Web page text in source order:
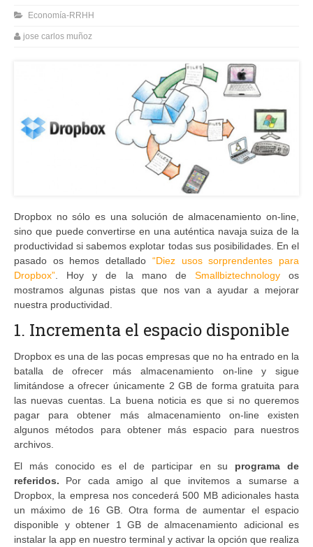
Economía-RRHH
jose carlos muñoz
Dropbox no sólo es una solución de almacenamiento on-line,
sino que puede convertirse en una auténtica navaja suiza de la
productividad si sabemos explotar todas sus posibilidades. En el
pasado os hemos detallado “Diez usos sorprendentes para
Dropbox” . Hoy y de la mano de Smallbiztechnologyos
mostramos algunas pistas que nos van a ayudar a mejorar
nuestra productividad.
1. Incrementa el espacio disponible
Dropbox es una de las pocas empresas que no ha entrado en la
batalla de ofrecer más almacenamiento on-line y sigue
limitándose a ofrecer únicamente 2 GB de forma gratuita para
las nuevas cuentas. La buena noticia es que si no queremos
pagar para obtener más almacenamiento on-line existen
algunos métodos para obtener más espacio para nuestros
archivos.
El más conocido es el de participar en su programa de
referidos. Por cada amigo al que invitemos a sumarse a
Dropbox, la empresa nos concederá 500 MB adicionales hasta
un máximo de 16 GB. Otra forma de aumentar el espacio
disponible y obtener 1 GB de almacenamiento adicional es
instalar la app en nuestro terminal y activar la opción que realiza